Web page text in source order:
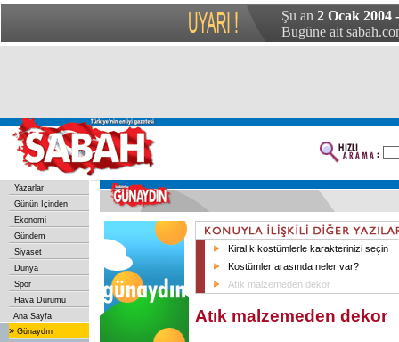
Şu an 2 Ocak 2004
Bugüne ait
Yazarlar
Günün İçinden
Ekonomi
Gündem
Siyaset
Dünya
Spor
Hava Durumu
Ana Sayfa
» Günaydın
Kiralık kostümlerle karakterinizi seçin
Kostümler arasında neler var?
Atık malzemeden dekor
Atık malzemeden dekor